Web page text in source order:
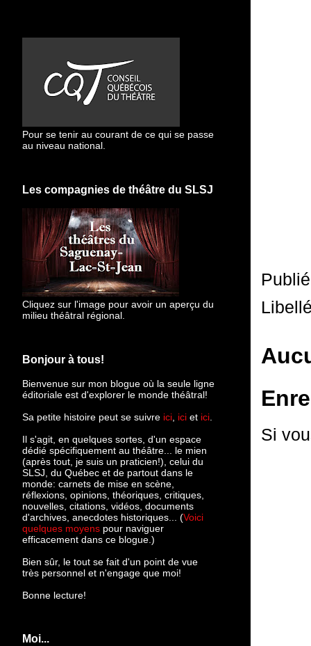
Si
Pour se tenir au courant de ce qui se passe
au niveau national.
Les compagnies de théâtre du SLSJ
Cliquez sur l'image pour avoir un aperçu du
milieu théâtral régional.
Bonjour à tous!
Bienvenue sur mon blogue où la seule ligne
éditoriale est d'explorer le monde théâtral!
Sa petite histoire peut se suivre ici ici et ici
Il s'agit, en quelques sortes, d'un espace
dédié spécifiquement au théâtre... le mien
(après tout, je suis un praticien!), celui du
SLSJ, du Québec et de partout dans le
monde: carnets de mise en scène,
réflexions, opinions, théoriques, critiques,
nouvelles, citations, vidéos, documents
d'archives, anecdotes historiques... (Voici
quelques moyens pour naviguer
efficacement dans ce blogue.)
Bien sûr, le tout se fait d'un point de vue
très personnel et n'engage que moi!
Bonne lecture!
Moi...